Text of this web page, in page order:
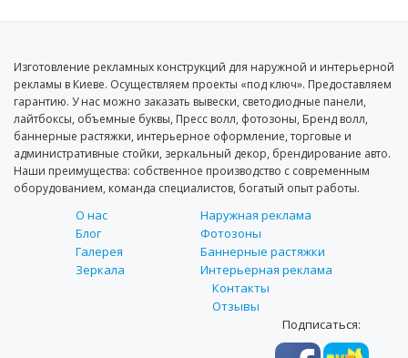
Изготовление рекламных конструкций для наружной и интерьерной
рекламы в Киеве. Осуществляем проекты «под ключ». Предоставляем
гарантию. У нас можно заказать вывески, светодиодные панели,
лайтбоксы, объемные буквы, Пресс волл, фотозоны, Бренд волл,
баннерные растяжки, интерьерное оформление, торговые и
административные стойки, зеркальный декор, брендирование авто.
Наши преимущества: собственное производство с современным
оборудованием, команда специалистов, богатый опыт работы.
О нас
Блог
Галерея
Зеркала
Наружная реклама
Фотозоны
Баннерные растяжки
Интерьерная реклама
Контакты
Отзывы
Подписаться: